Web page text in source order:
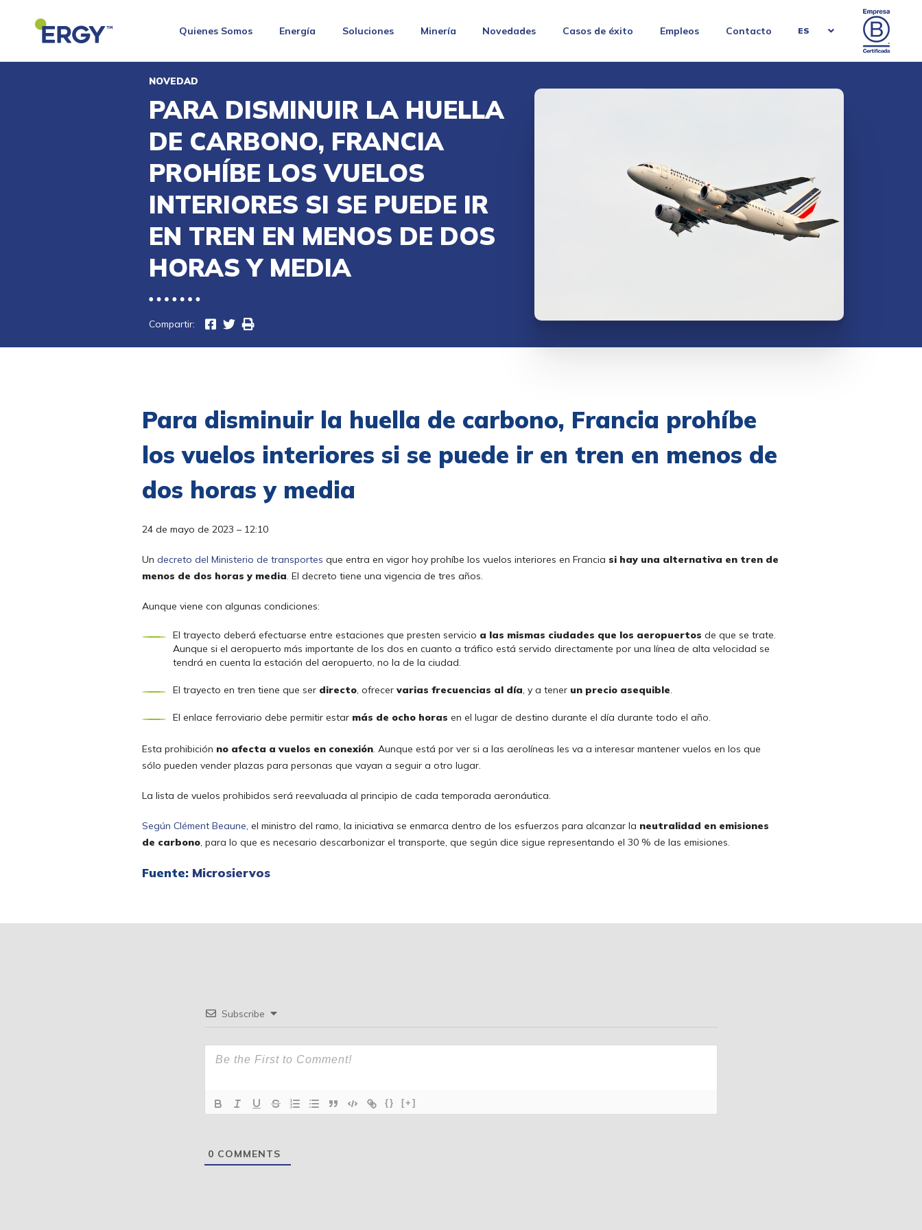
Quienes Somos Energía Soluciones Minería Novedades Casos de éxito Empleos Contacto ES
NOVEDAD
PARA DISMINUIR LA HUELLA
DE CARBONO, FRANCIA
PROHÍBE LOS VUELOS
INTERIORES SI SE PUEDE IR
EN TREN EN MENOS DE DOS
HORAS Y MEDIA
Compartir:
Para disminuir la huella de carbono, Francia prohíbe
los vuelos interiores si se puede ir en tren en menos de
dos horas y media
24 de mayo de 2023 – 12:10
Un decreto del Ministerio de transportes que entra en vigor hoy prohíbe los vuelos interiores en Francia si hay una alternativa en tren de
menos de dos horas y media. El decreto tiene una vigencia de tres años.
Aunque viene con algunas condiciones:
El trayecto deberá efectuarse entre estaciones que presten servicio a las mismas ciudades que los aeropuertos de que se trate.
Aunque si el aeropuerto más importante de los dos en cuanto a tráfico está servido directamente por una línea de alta velocidad se
tendrá en cuenta la estación del aeropuerto, no la de la ciudad.
El trayecto en tren tiene que ser directo, ofrecer varias frecuencias al día, y a tener un precio asequible.
El enlace ferroviario debe permitir estar más de ocho horas en el lugar de destino durante el día durante todo el año.
Esta prohibición no afecta a vuelos en conexión. Aunque está por ver si a las aerolíneas les va a interesar mantener vuelos en los que
sólo pueden vender plazas para personas que vayan a seguir a otro lugar.
La lista de vuelos prohibidos será reevaluada al principio de cada temporada aeronáutica.
Según Clément Beaune, el ministro del ramo, la iniciativa se enmarca dentro de los esfuerzos para alcanzar la neutralidad en emisiones
de carbono, para lo que es necesario descarbonizar el transporte, que según dice sigue representando el 30 % de las emisiones.
Fuente: Microsiervos
Subscribe
{} [+]
0 COMMENTS